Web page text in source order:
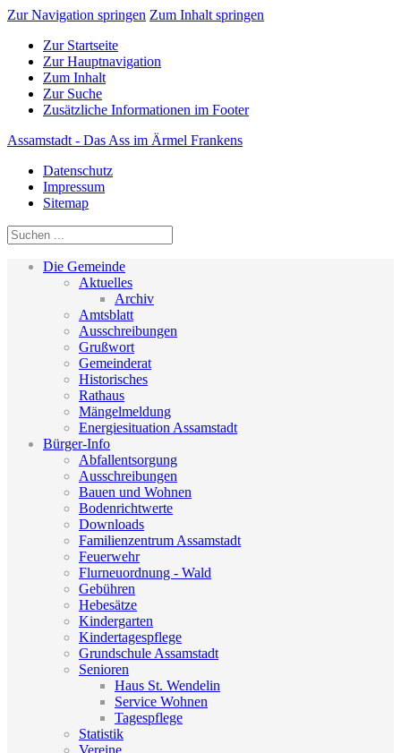
Zur Navigation springen Zum Inhalt springen
Zur Startseite
Zur Hauptnavigation
Zum Inhalt
Zur Suche
Zusätzliche Informationen im Footer
Assamstadt - Das Ass im Ärmel Frankens
Datenschutz
Impressum
Sitemap
Die Gemeinde
Aktuelles
Archiv
Amtsblatt
Ausschreibungen
Grußwort
Gemeinderat
Historisches
Rathaus
Mängelmeldung
Energiesituation Assamstadt
Bürger-Info
Abfallentsorgung
Ausschreibungen
Bauen und Wohnen
Bodenrichtwerte
Downloads
Familienzentrum Assamstadt
Feuerwehr
Flurneuordnung - Wald
Gebühren
Hebesätze
Kindergarten
Kindertagespflege
Grundschule Assamstadt
Senioren
Haus St. Wendelin
Service Wohnen
Tagespflege
Statistik
Vereine